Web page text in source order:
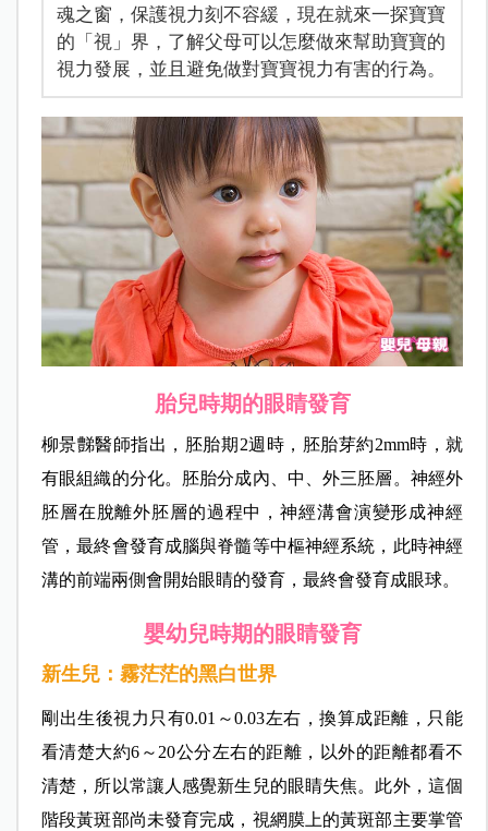
魂之窗，保護視力刻不容緩，現在就來一探寶寶
的「視」界，了解父母可以怎麼做來幫助寶寶的
視力發展，並且避免做對寶寶視力有害的行為。
胎兒時期的眼睛發育
柳景豑醫師指出，胚胎期2週時，胚胎芽約2mm時，就
有眼組織的分化。胚胎分成內、中、外三胚層。神經外
胚層在脫離外胚層的過程中，神經溝會演變形成神經
管，最終會發育成腦與脊髓等中樞神經系統，此時神經
溝的前端兩側會開始眼睛的發育，最終會發育成眼球。
嬰幼兒時期的眼睛發育
新生兒：霧茫茫的黑白世界
剛出生後視力只有0.01～0.03左右，換算成距離，只能
看清楚大約6～20公分左右的距離，以外的距離都看不
清楚，所以常讓人感覺新生兒的眼睛失焦。此外，這個
階段黃斑部尚未發育完成，視網膜上的黃斑部主要掌管